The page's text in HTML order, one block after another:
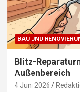
BAU UND
Blitz-
Außenbereich
4 Juni 2026